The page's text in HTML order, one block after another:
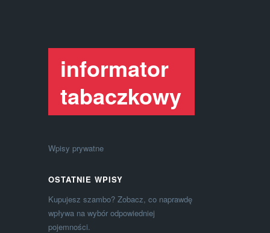
informator
tabaczkowy
Wpisy prywatne
OSTATNIE WPISY
Kupujesz szambo? Zobacz, co naprawdę
wpływa na wybór odpowiedniej
pojemności.